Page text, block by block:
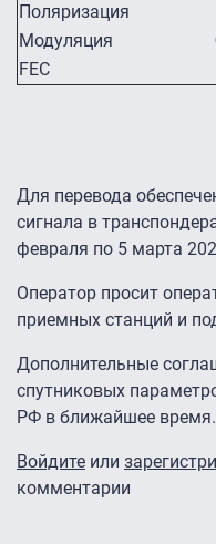
Поляризация
Модуляция
FEC
Для перевода
сигнала в
февраля по 5 марта
Оператор просит
приемных станций и
Дополнительные
спутниковых
РФ в ближайшее время.
Войдите или
комментарии